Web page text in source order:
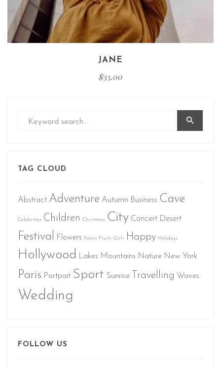
JANE
$35.00
TAG CLOUD
Abstract Adventure Autumn Business Cave
Celebrities Children Christmas City Concert Desert
Festival Flowers Forest Fruits Girls Happy Holidays
Hollywood Lakes Mountains Nature New York
Paris Portpait Sport Sunrise Travelling Waves
Wedding
FOLLOW US